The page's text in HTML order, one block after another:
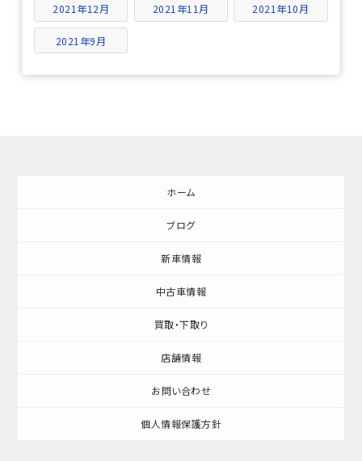
2021年12月 2021年11月 2021年10月
2021年9月
ホーム
ブログ
新車情報
中古車情報
買取・下取り
店舗情報
お問い合わせ
個人情報保護方針